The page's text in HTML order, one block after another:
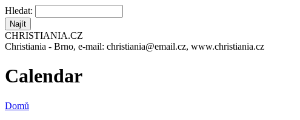
Hledat:
CHRISTIANIA.CZ
Christiania - Brno, e-mail: christiania@email.cz, www.christiania.cz
Calendar
Domů